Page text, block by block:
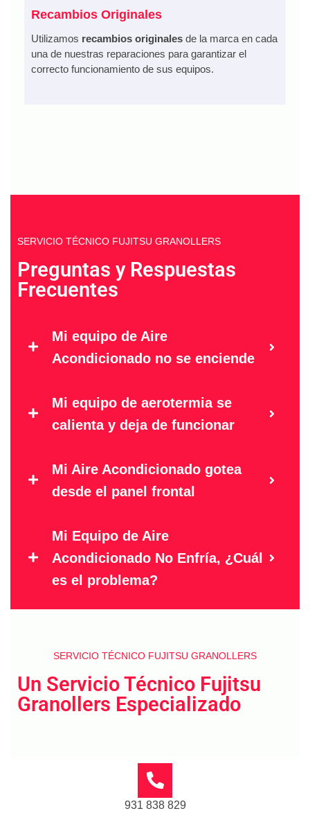
Recambios Originales
Utilizamos recambios originales de la marca en cada
una de nuestras reparaciones para garantizar el
correcto funcionamiento de sus equipos.
SERVICIO TÉCNICO FUJITSU GRANOLLERS
Preguntas y Respuestas
Frecuentes
Mi equipo de Aire
Acondicionado no se enciende
Mi equipo de aerotermia se
calienta y deja de funcionar
Mi Aire Acondicionado gotea
desde el panel frontal
Mi Equipo de Aire
Acondicionado No Enfría, ¿Cuál
es el problema?
SERVICIO TÉCNICO FUJITSU GRANOLLERS
Un Servicio Técnico Fujitsu
Granollers Especializado
931 838 829